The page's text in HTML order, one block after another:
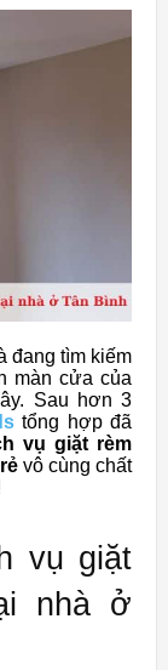
đang tìm kiếm
màn cửa của
Sau hơn 3
tổng hợp đã
vụ giặt rèm
vô cùng chất
vụ giặt
nhà ở